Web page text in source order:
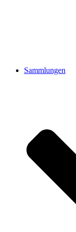
Sammlungen